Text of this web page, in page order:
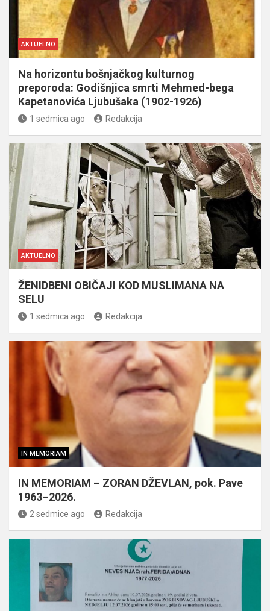
AKTUELNO
Na horizontu bošnjačkog kulturnog
preporoda: Godišnjica smrti Mehmed-bega
Kapetanovića Ljubušaka (1902-1926)
1 sedmica ago Redakcija
AKTUELNO
ŽENIDBENI OBIČAJI KOD MUSLIMANA NA
SELU
1 sedmica ago Redakcija
IN MEMORIAM
IN MEMORIAM – ZORAN DŽEVLAN, pok. Pave
1963–2026.
2 sedmice ago Redakcija